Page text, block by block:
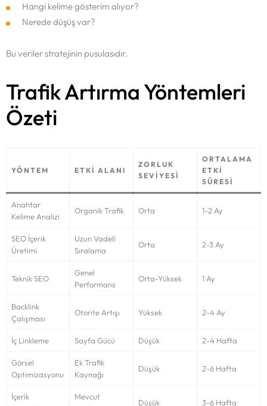
Hangi kelime gösterim alıyor?
Nerede düşüş var?
Bu veriler stratejinin pusulasıdır.
Trafik Artırma Yöntemleri
Özeti
YÖNTEM ETKI ALANI
ZORLUK
SEVIYESI
ORTALAMA
ETKI
SÜRESI
Anahtar
Kelime Analizi
Organik Trafik Orta 1-2 Ay
SEO İçerik
Üretimi
Uzun Vadeli
Sıralama
Orta 2-3 Ay
Teknik SEO
Genel
Performans
Orta-Yüksek 1 Ay
Backlink
Çalışması
Otorite Artışı Yüksek 2-4 Ay
İç Linkleme Sayfa Gücü Düşük 2-4 Hafta
Görsel
Optimizasyonu
Ek Trafik
Kaynağı
Düşük 2-6 Hafta
İçerik
Mevcut
Düşük 3-6 Hafta